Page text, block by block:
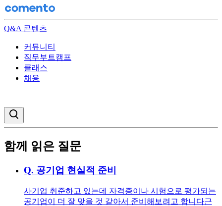
Q&A 콘텐츠
커뮤니티
직무부트캠프
클래스
채용
함께 읽은 질문
Q. 공기업 현실적 준비
사기업 취준하고 있는데 자격증이나 시험으로 평가되는
공기업이 더 잘 맞을 것 같아서 준비해보려고 합니다 ​​ 근